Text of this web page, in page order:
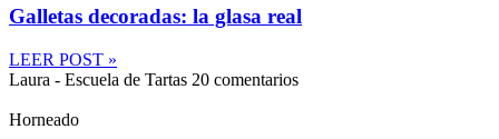
Galletas decoradas: la glasa real
LEER POST »
Laura - Escuela de Tartas 20 comentarios
Horneado